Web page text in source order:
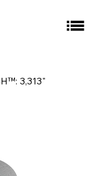
3,313"